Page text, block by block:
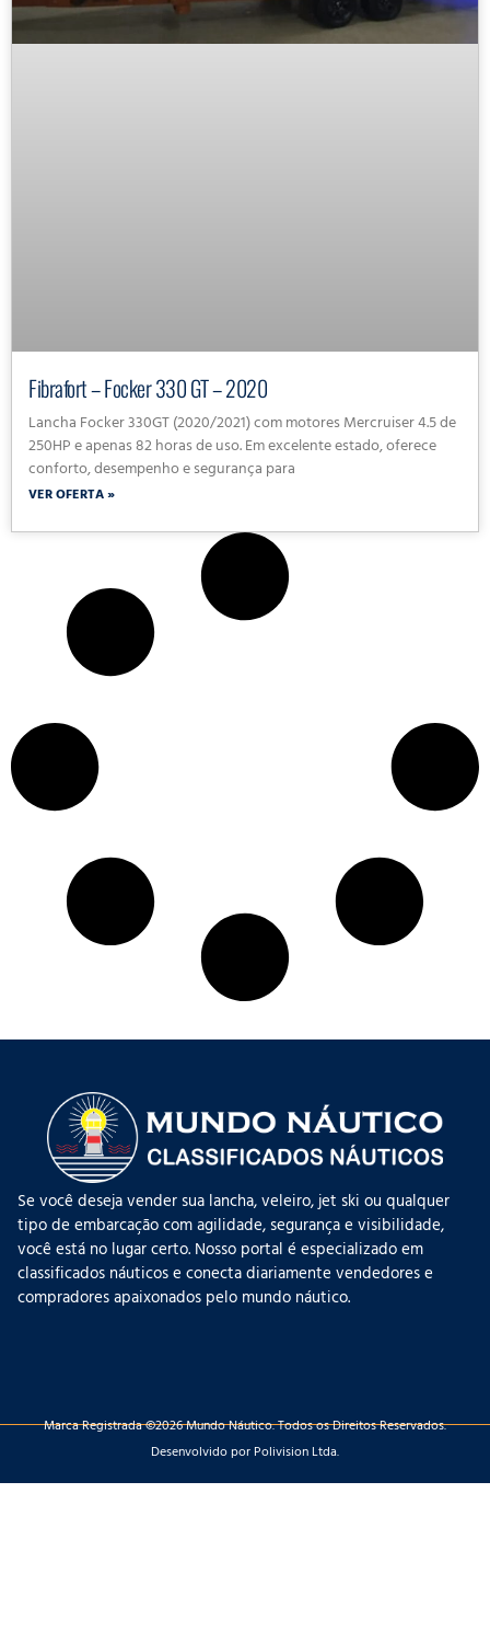
Fibrafort – Focker 330 GT – 2020
Lancha Focker 330GT (2020/2021) com motores Mercruiser 4.5 de
250HP e apenas 82 horas de uso. Em excelente estado, oferece
conforto, desempenho e segurança para
VER OFERTA »
Se você deseja vender sua lancha, veleiro, jet ski ou qualquer
tipo de embarcação com agilidade, segurança e visibilidade,
você está no lugar certo. Nosso portal é especializado em
classificados náuticos e conecta diariamente vendedores e
compradores apaixonados pelo mundo náutico.
Marca Registrada ©2026 Mundo Náutico. Todos os Direitos Reservados.
Desenvolvido por Polivision Ltda.